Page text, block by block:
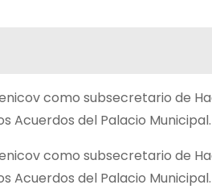
como subsecretario de
Acuerdos del Palacio Municipal.
como subsecretario de
Acuerdos del Palacio Municipal.